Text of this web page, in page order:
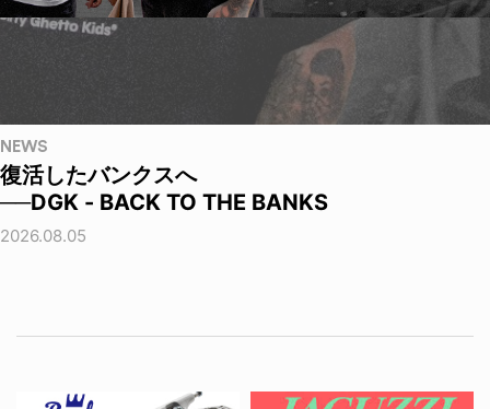
NEWS
復活したバンクスへ
──DGK - BACK TO THE BANKS
2026.08.05